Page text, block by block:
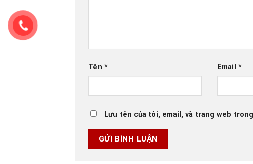
Tên * Email *
Lưu tên của tôi, email, và trang web